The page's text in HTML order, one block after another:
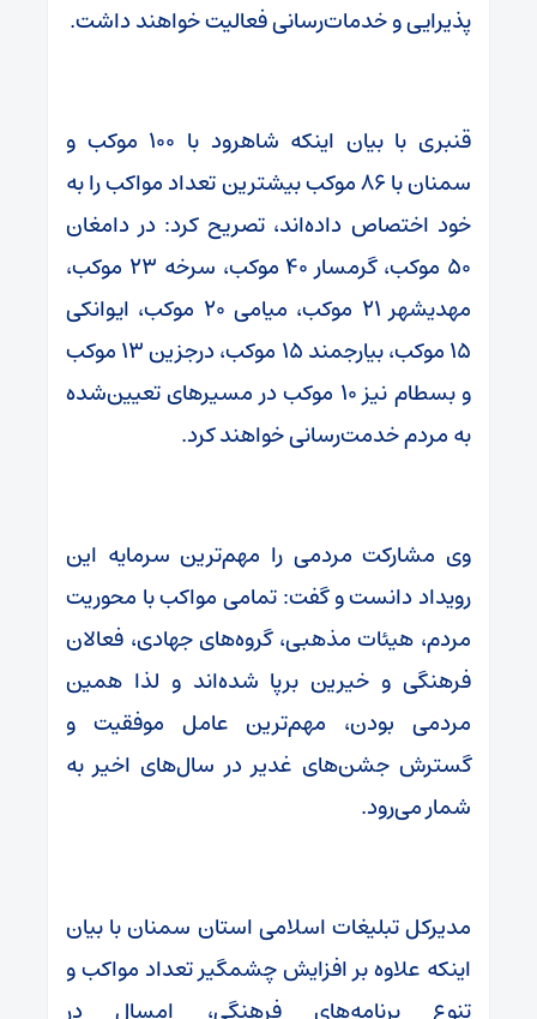
پذیرایی و خدمات‌رسانی فعالیت خواهند داشت.
قنبری با بیان اینکه شاهرود با ۱۰۰ موکب و
سمنان با ۸۶ موکب بیشترین تعداد مواکب را به
خود اختصاص داده‌اند، تصریح کرد: در دامغان
۵۰ موکب، گرمسار ۴۰ موکب، سرخه ۲۳ موکب،
مهدیشهر ۲۱ موکب، میامی ۲۰ موکب، ایوانکی
۱۵ موکب، بیارجمند ۱۵ موکب، درجزین ۱۳ موکب
و بسطام نیز ۱۰ موکب در مسیرهای تعیین‌شده
به مردم خدمت‌رسانی خواهند کرد.
وی مشارکت مردمی را مهم‌ترین سرمایه این
رویداد دانست و گفت: تمامی مواکب با محوریت
مردم، هیئات مذهبی، گروه‌های جهادی، فعالان
فرهنگی و خیرین برپا شده‌اند و لذا همین
مردمی بودن، مهم‌ترین عامل موفقیت و
گسترش جشن‌های غدیر در سال‌های اخیر به
شمار می‌رود.
مدیرکل تبلیغات اسلامی استان سمنان با بیان
اینکه علاوه بر افزایش چشمگیر تعداد مواکب و
تنوع برنامه‌های فرهنگی، امسال در